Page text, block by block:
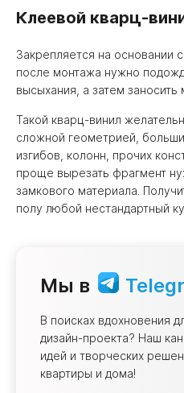
Клеевой кварц-
Закрепляется на основании
после монтажа нужно
высыхания, а затем заносить
Такой кварц-винил
сложной геометрией,
изгибов, колонн, прочих
проще вырезать фрагмент
замкового материала.
полу любой нестандартный
Мы в
В поисках вдохновения
дизайн-проекта? Наш
идей и творческих
квартиры и дома!